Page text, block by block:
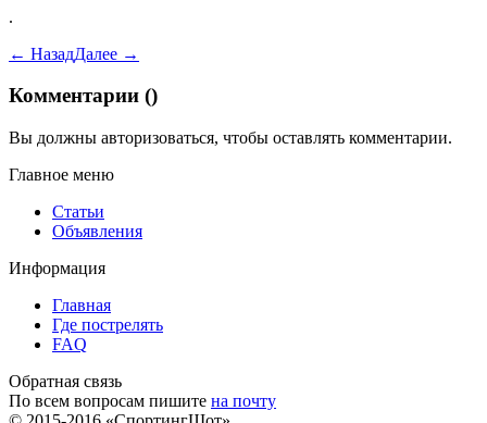
.
← НазадДалее →
Комментарии ()
Вы должны авторизоваться, чтобы оставлять комментарии.
Главное меню
Статьи
Объявления
Информация
Главная
Где пострелять
FAQ
Обратная связь
По всем вопросам пишите на почту